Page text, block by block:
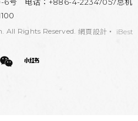
All Rights Reserved. 網頁設計 ‧ iBest